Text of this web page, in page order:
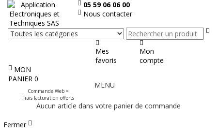
05 59 06 06 00
Nous contacter
Mes
favoris
Mon
compte
MON
PANIER 0
Commande Web =
Frais facturation offerts
le
MENU
Aucun article dans votre panier de commande
Fermer